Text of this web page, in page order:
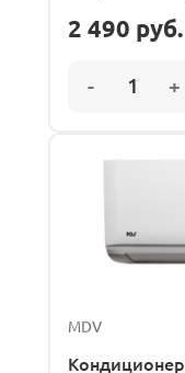
2 490 руб.
MDV